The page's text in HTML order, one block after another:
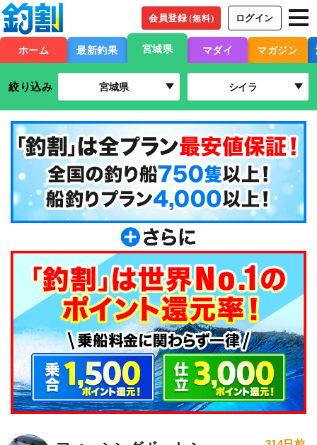
会員登録（無料） ログイン
ホーム 最新釣果 宮城県 マダイ マガジン
絞り込み 宮城県 シイラ